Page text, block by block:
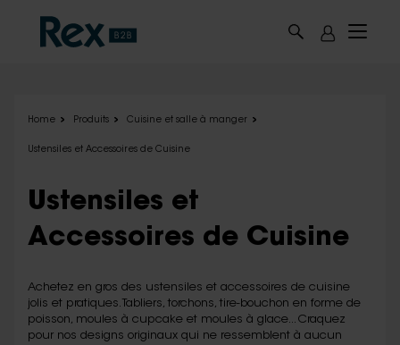
Home Produits Cuisine et salle à manger
Ustensiles et Accessoires de Cuisine
Ustensiles et
Accessoires de Cuisine
Achetez en gros des ustensiles et accessoires de cuisine
jolis et pratiques. Tabliers, torchons, tire-bouchon en forme de
poisson, moules à cupcake et moules à glace... Craquez
pour nos designs originaux qui ne ressemblent à aucun